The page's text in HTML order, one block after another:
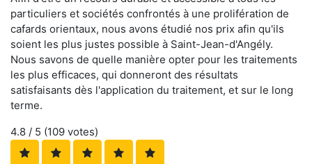
particuliers et sociétés confrontés à une prolifération de
cafards orientaux, nous avons étudié nos prix afin qu'ils
soient les plus justes possible à Saint-Jean-d'Angély.
Nous savons de quelle manière opter pour les traitements
les plus efficaces, qui donneront des résultats
satisfaisants dès l'application du traitement, et sur le long
terme.
4.8 / 5 (109 votes)